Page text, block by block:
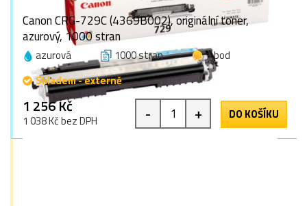
Canon CRG-729C (4369B002), originální toner,
azurový, 1000 stran
azurová 1000 stran
1 bod
Skladem - externě
1 256 Kč
1 038 Kč bez DPH - + DO KOŠÍKU